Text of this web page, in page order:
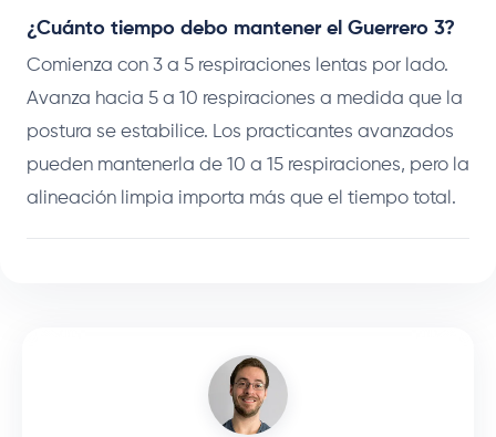
¿Cuánto tiempo debo mantener el Guerrero 3?
Comienza con 3 a 5 respiraciones lentas por lado.
Avanza hacia 5 a 10 respiraciones a medida que la
postura se estabilice. Los practicantes avanzados
pueden mantenerla de 10 a 15 respiraciones, pero la
alineación limpia importa más que el tiempo total.